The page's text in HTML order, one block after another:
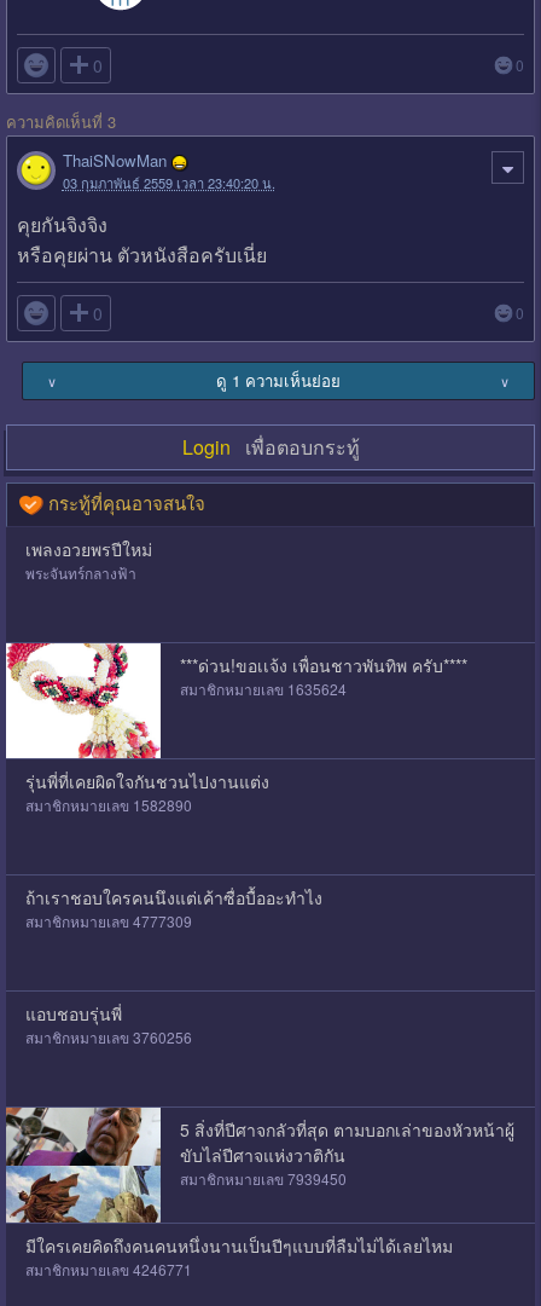
 0 0
ความคิดเห็นที่ 3
ThaiSNowMan
03 กุมภาพันธ์ 2559 เวลา 23:40:20 น.
คุยกันจิงจิง
หรือคุยผ่าน ตัวหนังสือครับเนี่ย
 0 0
∨ ดู 1 ความเห็นย่อย ∨
Login เพื่อตอบกระทู้
กระทู้ที่คุณอาจสนใจ
เพลงอวยพรปีใหม่
พระจันทร์กลางฟ้า
***ด่วน!ขอเเจ้ง เพื่อนชาวพันทิพ ครับ****
สมาชิกหมายเลข 1635624
รุ่นพี่ที่เคยผิดใจกันชวนไปงานแต่ง
สมาชิกหมายเลข 1582890
ถ้าเราชอบใครคนนึงแต่เค้าซื่อบื้ออะทำไง
สมาชิกหมายเลข 4777309
แอบชอบรุ่นพี่
สมาชิกหมายเลข 3760256
5 สิ่งที่ปีศาจกลัวที่สุด ตามบอกเล่าของหัวหน้าผู้
ขับไล่ปีศาจแห่งวาติกัน
สมาชิกหมายเลข 7939450
มีใครเคยคิดถึงคนคนหนึ่งนานเป็นปีๆแบบที่ลืมไม่ได้เลยไหม
สมาชิกหมายเลข 4246771